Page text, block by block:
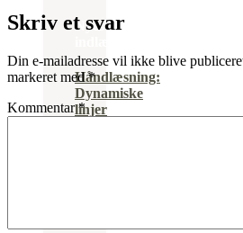
Nyeste
Håndlæsning:
Dynamiske
linjer
Skriv et svar
Din e-mailadresse vil ikke blive
markeret med*
Kommentar*